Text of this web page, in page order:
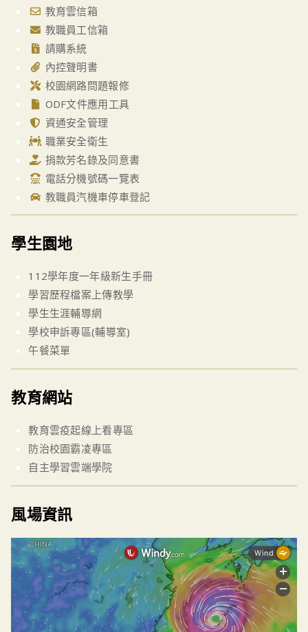
教育雲信箱
教職員工信箱
請購系統
內控聲明書
校園網路問題報修
ODF文件應用工具
資通安全管理
職業安全衛生
捐款芳名錄及同意書
電話分機號碼一覽表
教職員汽機車停車登記
學生園地
112學年度一年級新生手冊
學習歷程檔案上傳教學
學生生涯輔導網
學校申訴專區(輔導室)
午餐菜單
教育網站
教育雲疫起線上看專區
防治校園霸凌專區
自主學習雲端學院
風場資訊